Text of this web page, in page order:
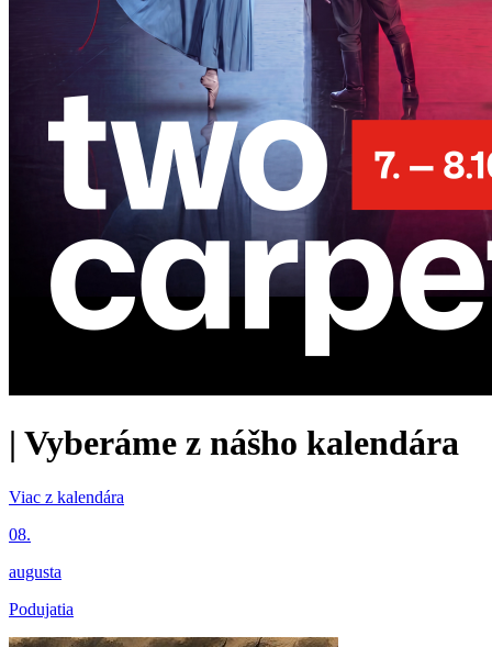
| Vyberáme z nášho kalendára
Viac z kalendára
08.
augusta
Podujatia